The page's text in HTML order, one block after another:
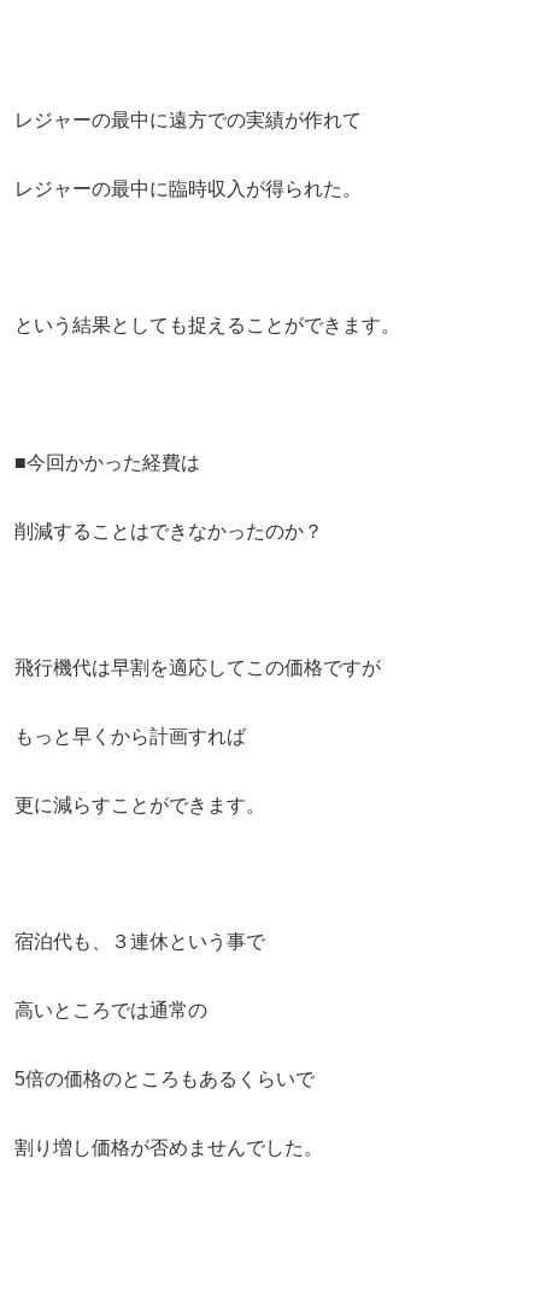
レジャーの最中に遠方での実績が作れて
レジャーの最中に臨時収入が得られた。
という結果としても捉えることができます。
■今回かかった経費は
削減することはできなかったのか？
飛行機代は早割を適応してこの価格ですが
もっと早くから計画すれば
更に減らすことができます。
宿泊代も、３連休という事で
高いところでは通常の
5倍の価格のところもあるくらいで
割り増し価格が否めませんでした。